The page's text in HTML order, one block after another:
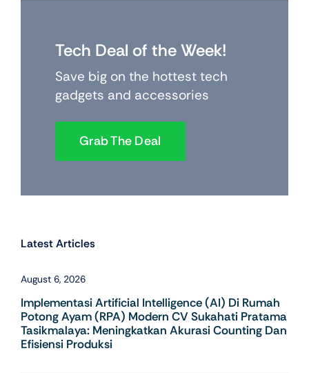
Tech Deal of the Week!
Save big on the hottest tech
gadgets and accessories
Grab The Deal
Latest Articles
August 6, 2026
Implementasi Artificial Intelligence (AI) Di Rumah
Potong Ayam (RPA) Modern CV Sukahati Pratama
Tasikmalaya: Meningkatkan Akurasi Counting Dan
Efisiensi Produksi